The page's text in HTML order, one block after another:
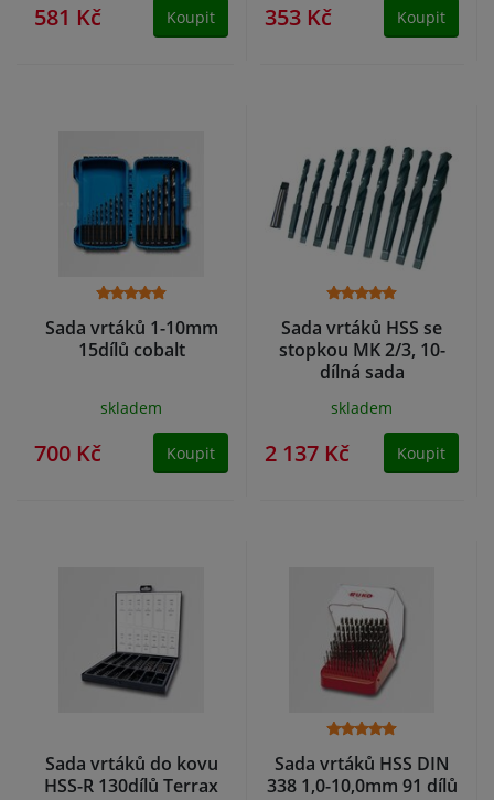
581 Kč Koupit 353 Kč Koupit
Sada vrtáků 1-10mm
15dílů cobalt
skladem
700 Kč Koupit
Sada vrtáků HSS se
stopkou MK 2/3, 10-
dílná sada
skladem
2 137 Kč Koupit
Sada vrtáků do kovu
HSS-R 130dílů Terrax
Sada vrtáků HSS DIN
338 1,0-10,0mm 91 dílů